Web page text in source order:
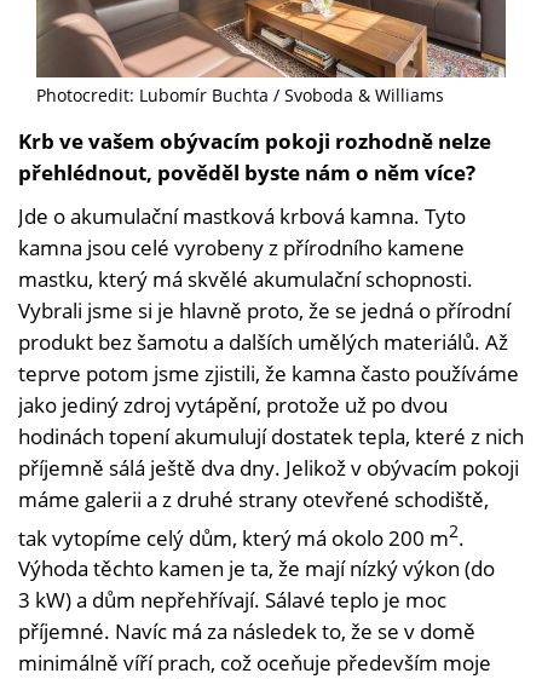
Photocredit: Lubomír Buchta / Svoboda & Williams
Krb ve vašem obývacím pokoji rozhodně nelze
přehlédnout, pověděl byste nám o něm více?
Jde o akumulační mastková krbová kamna. Tyto
kamna jsou celé vyrobeny z přírodního kamene
mastku, který má skvělé akumulační schopnosti.
Vybrali jsme si je hlavně proto, že se jedná o přírodní
produkt bez šamotu a dalších umělých materiálů. Až
teprve potom jsme zjistili, že kamna často používáme
jako jediný zdroj vytápění, protože už po dvou
hodinách topení akumulují dostatek tepla, které z nich
příjemně sálá ještě dva dny. Jelikož v obývacím pokoji
máme galerii a z druhé strany otevřené schodiště,
tak vytopíme celý dům, který má okolo 200 m2.
Výhoda těchto kamen je ta, že mají nízký výkon (do
3 kW) a dům nepřehřívají. Sálavé teplo je moc
příjemné. Navíc má za následek to, že se v domě
minimálně víří prach, což oceňuje především moje